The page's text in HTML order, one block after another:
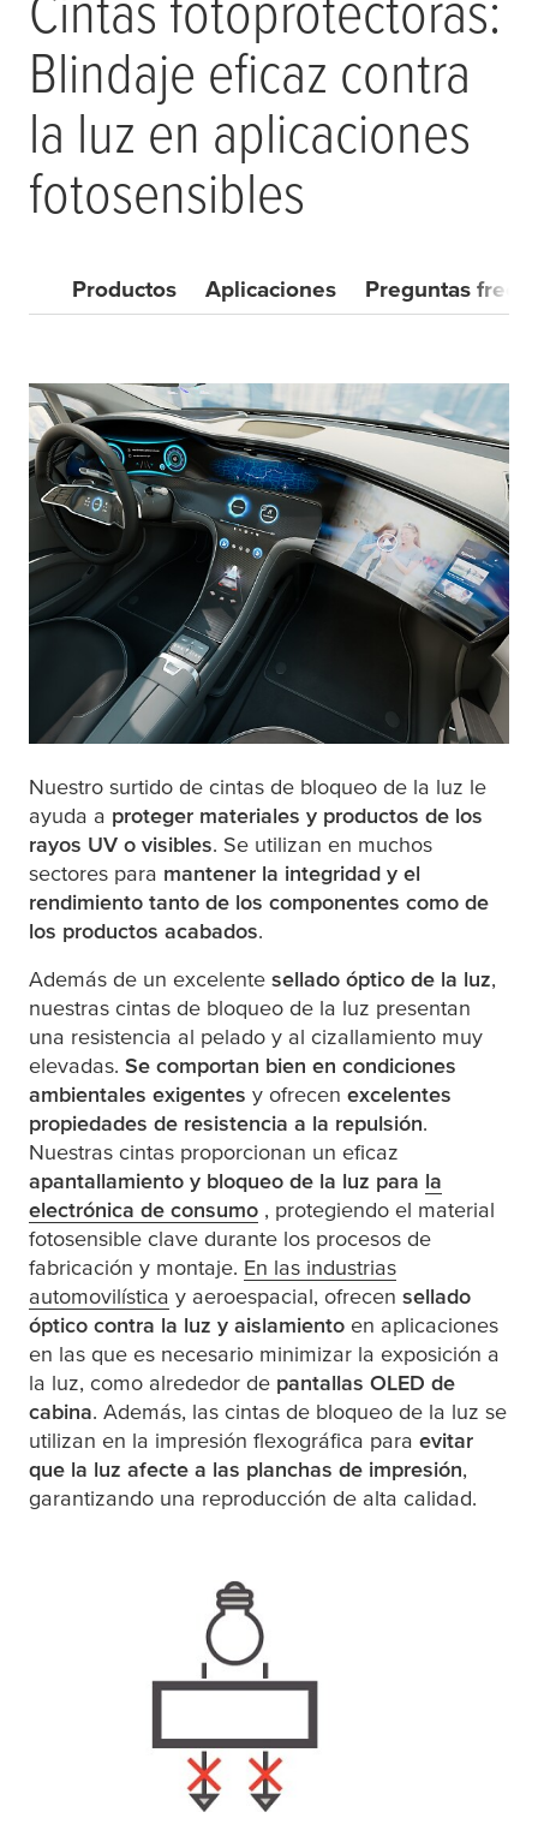
Blindaje eficaz contra
la luz en aplicaciones
fotosensibles
Productos Aplicaciones Preguntas
Nuestro surtido de cintas de bloqueo de la luz le
ayuda a proteger materiales y productos de los
rayos UV o visibles. Se utilizan en muchos
sectores para mantener la integridad y el
rendimiento tanto de los componentes como de
los productos acabados.
Además de un excelente sellado óptico de la luz,
nuestras cintas de bloqueo de la luz presentan
una resistencia al pelado y al cizallamiento muy
elevadas. Se comportan bien en condiciones
ambientales exigentes y ofrecen excelentes
propiedades de resistencia a la repulsión.
Nuestras cintas proporcionan un eficaz
apantallamiento y bloqueo de la luz para la
electrónica de consumo , protegiendo el material
fotosensible clave durante los procesos de
fabricación y montaje. En las industrias
automovilística y aeroespacial, ofrecen sellado
óptico contra la luz y aislamiento en aplicaciones
en las que es necesario minimizar la exposición a
la luz, como alrededor de pantallas OLED de
cabina. Además, las cintas de bloqueo de la luz se
utilizan en la impresión flexográfica para evitar
que la luz afecte a las planchas de impresión,
garantizando una reproducción de alta calidad.